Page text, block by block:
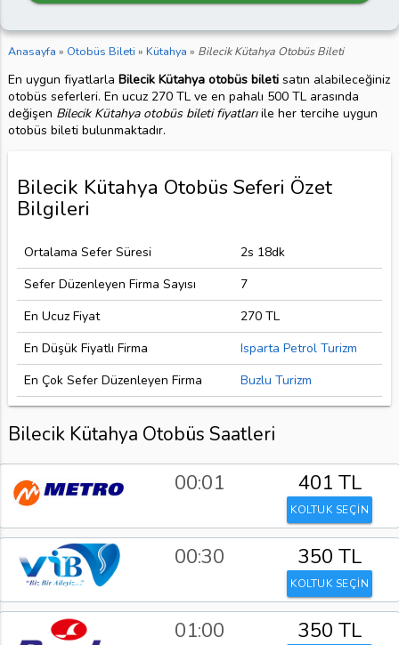
Anasayfa » Otobüs Bileti » Kütahya » Bilecik Kütahya Otobüs Bileti
En uygun fiyatlarla Bilecik Kütahya otobüs biletisatın alabileceğiniz
otobüs seferleri. En ucuz 270 TL ve en pahalı 500 TL arasında
değişen Bilecik Kütahya otobüs bileti fiyatlarıile her tercihe uygun
otobüs bileti bulunmaktadır.
Bilecik Kütahya Otobüs Seferi Özet
Bilgileri
Ortalama Sefer Süresi
2s 18dk
Sefer Düzenleyen Firma Sayısı
7
En Ucuz Fiyat
270 TL
En Düşük Fiyatlı Firma
Isparta Petrol Turizm
En Çok Sefer Düzenleyen Firma
Buzlu Turizm
Bilecik Kütahya Otobüs Saatleri
00:01 401 TL
KOLTUK SEÇİN
00:30 350 TL
KOLTUK SEÇİN
01:00 350 TL